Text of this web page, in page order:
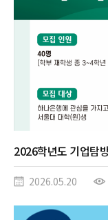
2026학년도 기업탐
2026.05.20